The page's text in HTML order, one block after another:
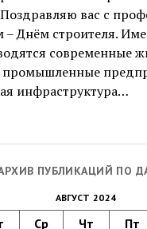
ПУБЛИКАЦИЙ ПО
АВГУСТ 2024
Ср Чт Пт
вас с
– Днём строителя.
современные
промышленные
инфраструктура…